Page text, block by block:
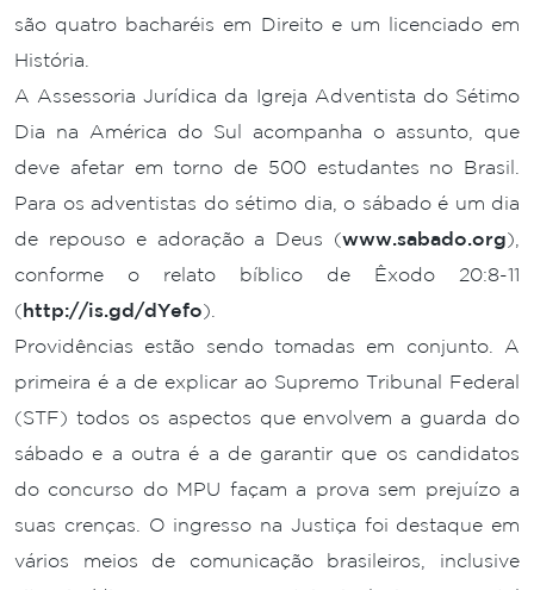
são quatro bacharéis em Direito e um licenciado em
História.
A Assessoria Jurídica da Igreja Adventista do Sétimo
Dia na América do Sul acompanha o assunto, que
deve afetar em torno de 500 estudantes no Brasil.
Para os adventistas do sétimo dia, o sábado é um dia
de repouso e adoração a Deus (www.sabado.org),
conforme o relato bíblico de Êxodo 20:8-11
(http://is.gd/dYefo).
Providências estão sendo tomadas em conjunto. A
primeira é a de explicar ao Supremo Tribunal Federal
(STF) todos os aspectos que envolvem a guarda do
sábado e a outra é a de garantir que os candidatos
do concurso do MPU façam a prova sem prejuízo a
suas crenças. O ingresso na Justiça foi destaque em
vários meios de comunicação brasileiros, inclusive